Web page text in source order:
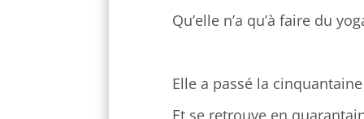
Qu’elle n’a qu’à faire du
Elle a passé la cinquantaine